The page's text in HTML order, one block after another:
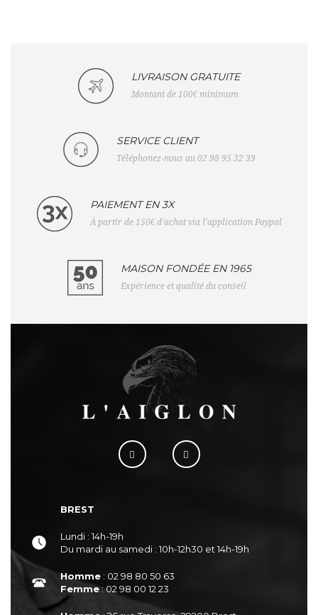
LIVRAISON GRATUITE
Montant de 100€ minimum
SERVICE CLIENT
Téléphonez-nous au 02 98 95 32 39
PAIEMENT EN 3X
À partir de 150€ d'achat via l'application Paypal
MAISON FONDÉE EN 1965
Expérience et qualité du conseil
BREST
Lundi : 14h-19h
Du mardi au samedi : 10h-12h30 et 14h-19h
Homme : 02 98 80 50 63
Femme: 02 98 00 12 23